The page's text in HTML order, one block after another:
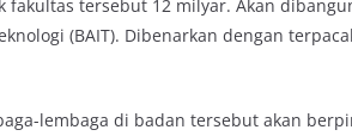
fakultas tersebut 12 milyar. Akan
(BAIT). Dibenarkan dengan
lembaga di badan tersebut akan